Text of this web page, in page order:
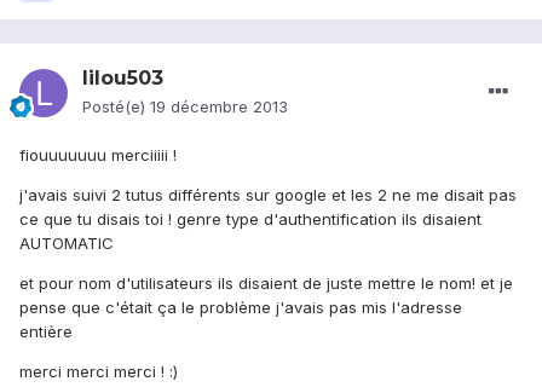
lilou503
Posté(e) 19 décembre 2013
fiouuuuuuu merciiiii !
j'avais suivi 2 tutus différents sur google et les 2 ne me disait pas
ce que tu disais toi ! genre type d'authentification ils disaient
AUTOMATIC
et pour nom d'utilisateurs ils disaient de juste mettre le nom! et je
pense que c'était ça le problème j'avais pas mis l'adresse
entière
merci merci merci ! :)